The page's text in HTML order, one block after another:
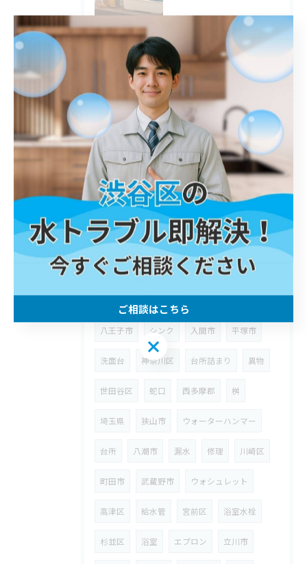
2025/12/08
調布市 浴室水栓 交換
2025/12/07
横須賀市 トイレ 交換
タグ Tags
川口市 屋外排水管詰まり 解消
鎌倉市 トイレ詰まり 港区 詰まり
八王子市 シンク 入間市 平塚市
洗面台 神奈川区 台所詰まり 異物
世田谷区 蛇口 西多摩郡 桝
埼玉県 狭山市 ウォーターハンマー
台所 八潮市 漏水 修理 川崎区
町田市 武蔵野市 ウォシュレット
高津区 給水管 宮前区 浴室水栓
杉並区 浴室 エプロン 立川市
ご相談はこちら
ご相談はこちら